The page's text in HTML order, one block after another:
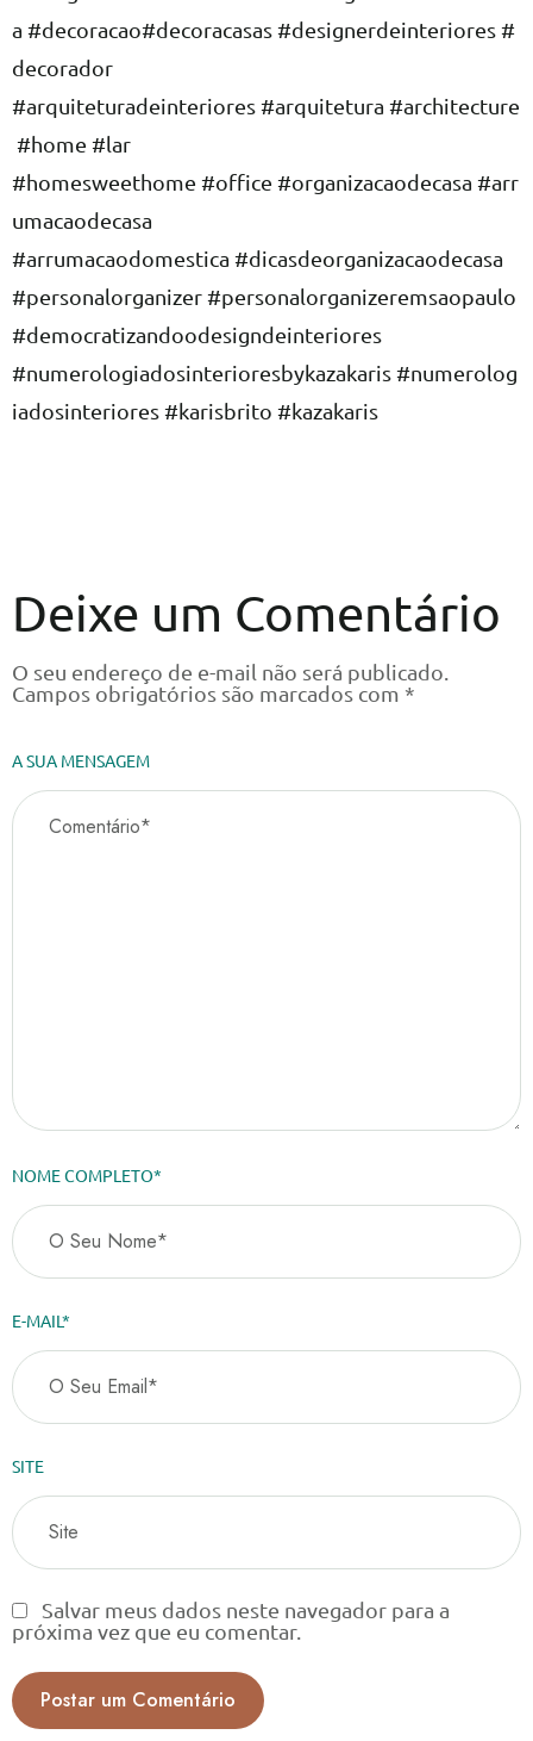
a #decoracao#decoracasas#designerdeinteriores#
decorador
#arquiteturadeinteriores#arquitetura #architecture
#home #lar
#homesweethome #office #organizacaodecasa #arr
umacaodecasa
#arrumacaodomestica #dicasdeorganizacaodecasa
#personalorganizer#personalorganizeremsaopaulo
#democratizandoodesigndeinteriores
#numerologiadosinterioresbykazakaris#numerolog
iadosinteriores#karisbrito #kazakaris
Deixe um Comentário
O seu endereço de e-mail não será publicado.
Campos obrigatórios são marcados com *
A SUA MENSAGEM
NOME COMPLETO*
E-MAIL*
SITE
Salvar meus dados neste navegador para a
próxima vez que eu comentar.